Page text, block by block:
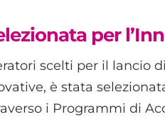
per
scelti per il lancio
è stata
i Programmi di